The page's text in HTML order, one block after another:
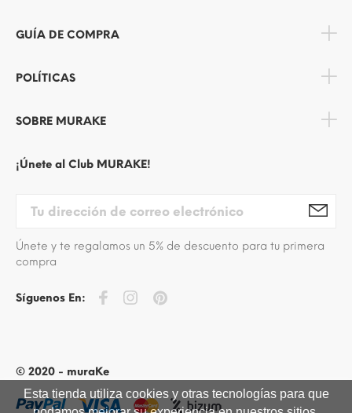
GUÍA DE COMPRA
POLÍTICAS
SOBRE MURAKE
¡Únete al Club MURAKE!
Únete y te regalamos un 5% de descuento para tu primera
compra
Síguenos En:
© 2020 - muraKe
Esta tienda utiliza cookies y otras tecnologías para que